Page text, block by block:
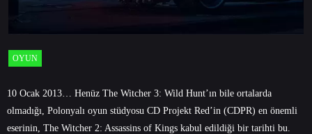
OYUN
10 Ocak 2013… Henüz The Witcher 3: Wild Hunt’ın bile ortalarda
olmadığı, Polonyalı oyun stüdyosu CD Projekt Red’in (CDPR) en önemli
eserinin, The Witcher 2: Assassins of Kings kabul edildiği bir tarihti bu.